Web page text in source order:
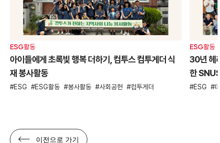
ESG활동
아이들에게 초록빛 행복 더하기, 컴투스 컴투게더 식
재 봉사활동
ESG ESG활동 봉사활동 사회공헌 컴투게더
ESG활동
30년 헤
한
ESG
이전으로 가기